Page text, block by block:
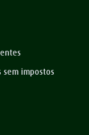
sem impostos